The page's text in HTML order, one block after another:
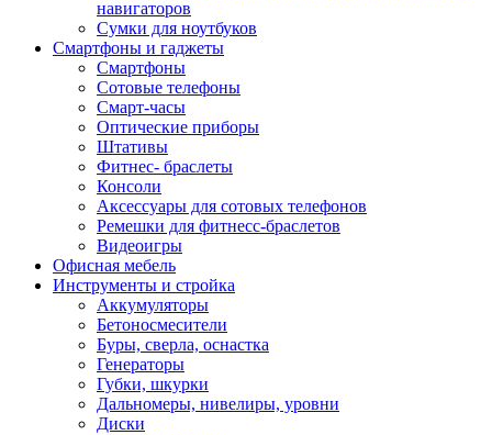
навигаторов
Сумки для ноутбуков
Смартфоны и гаджеты
Смартфоны
Сотовые телефоны
Смарт-часы
Оптические приборы
Штативы
Фитнес- браслеты
Консоли
Аксессуары для сотовых телефонов
Ремешки для фитнесс-браслетов
Видеоигры
Офисная мебель
Инструменты и стройка
Аккумуляторы
Бетоносмесители
Буры, сверла, оснастка
Генераторы
Губки, шкурки
Дальномеры, нивелиры, уровни
Диски